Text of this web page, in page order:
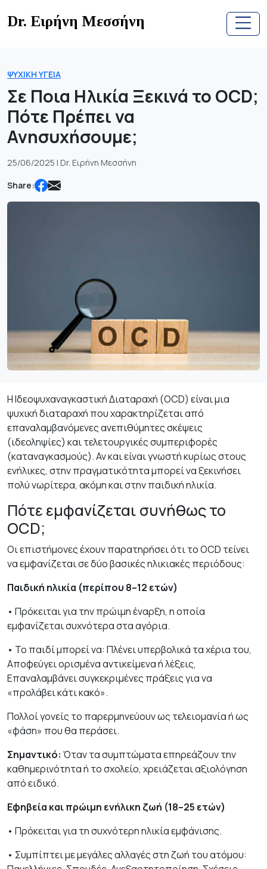
toDr. Ειρήνη Μεσσήνη
ΨΥΧΙΚΉ ΥΓΕΊΑ
Σε Ποια Ηλικία Ξεκινά το OCD;
Πότε Πρέπει να
Ανησυχήσουμε;
25/06/2025 | Dr. Ειρήνη Μεσσήνη
Share:
Η Ιδεοψυχαναγκαστική Διαταραχή (OCD) είναι μια
ψυχική διαταραχή που χαρακτηρίζεται από
επαναλαμβανόμενες ανεπιθύμητες σκέψεις
(ιδεοληψίες) και τελετουργικές συμπεριφορές
(καταναγκασμούς). Αν και είναι γνωστή κυρίως στους
ενήλικες, στην πραγματικότητα μπορεί να ξεκινήσει
πολύ νωρίτερα, ακόμη και στην παιδική ηλικία.
Πότε εμφανίζεται συνήθως το
OCD;
Οι επιστήμονες έχουν παρατηρήσει ότι το OCD τείνει
να εμφανίζεται σε δύο βασικές ηλικιακές περιόδους:
Παιδική ηλικία (περίπου 8–12 ετών)
• Πρόκειται για την πρώιμη έναρξη, η οποία
εμφανίζεται συχνότερα στα αγόρια.
• Το παιδί μπορεί να: Πλένει υπερβολικά τα χέρια του,
Αποφεύγει ορισμένα αντικείμενα ή λέξεις,
Επαναλαμβάνει συγκεκριμένες πράξεις για να
«προλάβει κάτι κακό».
Πολλοί γονείς το παρερμηνεύουν ως τελειομανία ή ως
«φάση» που θα περάσει.
Σημαντικό: Όταν τα συμπτώματα επηρεάζουν την
καθημερινότητα ή το σχολείο, χρειάζεται αξιολόγηση
από ειδικό.
Εφηβεία και πρώιμη ενήλικη ζωή (18–25 ετών)
• Πρόκειται για τη συχνότερη ηλικία εμφάνισης.
• Συμπίπτει με μεγάλες αλλαγές στη ζωή του ατόμου: